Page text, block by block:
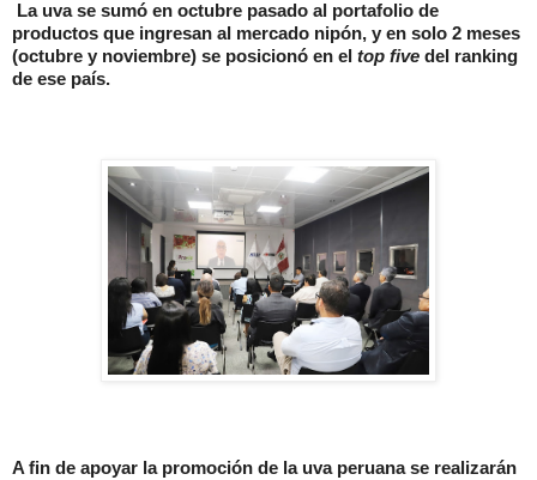
La uva se sumó en octubre pasado al portafolio de
productos que ingresan al mercado nipón, y en solo 2 meses
(octubre y noviembre) se posicionó en el top five del ranking
de ese país.
A fin de apoyar la promoción de la uva peruana se realizarán